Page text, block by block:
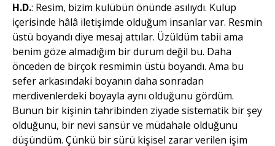
H.D.: Resim, bizim kulübün önünde asılıydı. Kulüp
içerisinde hâlâ iletişimde olduğum insanlar var. Resmin
üstü boyandı diye mesaj attılar. Üzüldüm tabii ama
benim göze almadığım bir durum değil bu. Daha
önceden de birçok resmimin üstü boyandı. Ama bu
sefer arkasındaki boyanın daha sonradan
merdivenlerdeki boyayla aynı olduğunu gördüm.
Bunun bir kişinin tahribinden ziyade sistematik bir şey
olduğunu, bir nevi sansür ve müdahale olduğunu
düşündüm. Çünkü bir sürü kişisel zarar verilen işim